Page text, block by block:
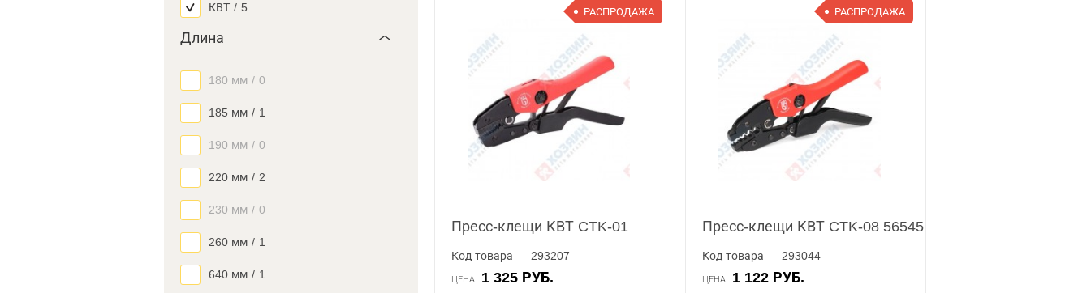
КВТ / 5
Длина
180 мм / 0
185 мм / 1
190 мм / 0
220 мм / 2
230 мм / 0
260 мм / 1
640 мм / 1
РАСПРОДАЖА
Пресс-клещи КВТ CTK-01
Код товара — 293207
ЦЕНА 1 325 РУБ.
РАСПРОДАЖА
Пресс-клещи КВТ CTK-08 56545
Код товара — 293044
ЦЕНА 1 122 РУБ.